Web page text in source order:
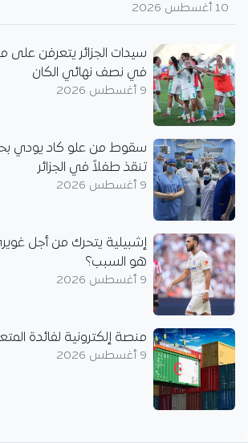
10 أغسطس 2026
سيدات الجزائر يتعرفن على
في نصف نهائي الكان
9 أغسطس 2026
سقوط من علو كاد يودي
تنقذ طفلاً في الجزائر
9 أغسطس 2026
إشبيلية يتحرك من أجل
هو السبب؟
9 أغسطس 2026
منصة إلكترونية لفائدة
9 أغسطس 2026